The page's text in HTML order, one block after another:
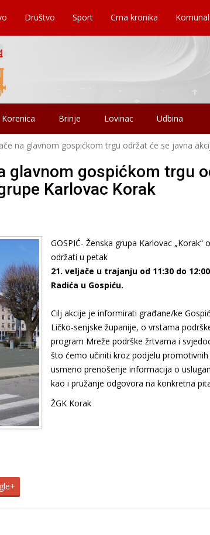
Društvo Sport Crna kronika
Korenica Brinje Lovinac Udbina
na glavnom gospićkom trgu održat će se javna
glavnom gospićkom trgu
Karlovac Korak
GOSPIĆ- Ženska grupa Karlovac
održati u petak
21. veljače u trajanju od 11:30 do
Radića u Gospiću.
Cilj akcije je informirati građane/ke
Ličko-senjske županije, o vrstama
program Mreže podrške žrtvama i
što ćemo učiniti kroz podjelu
usmeno prenošenje informacija o
kao i pružanje odgovora na konkretna
ŽGK Korak